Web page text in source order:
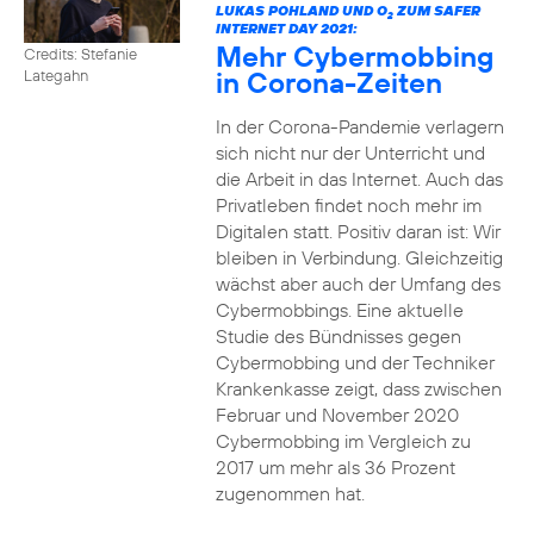
Credits: Stefanie
Lategahn
LUKAS POHLAND UND O2ZUM SAFER
INTERNET DAY 2021:
Mehr Cybermobbing
in Corona-Zeiten
In der Corona-Pandemie verlagern
sich nicht nur der Unterricht und
die Arbeit in das Internet. Auch das
Privatleben findet noch mehr im
Digitalen statt. Positiv daran ist: Wir
bleiben in Verbindung. Gleichzeitig
wächst aber auch der Umfang des
Cybermobbings. Eine aktuelle
Studie des Bündnisses gegen
Cybermobbing und der Techniker
Krankenkasse zeigt, dass zwischen
Februar und November 2020
Cybermobbing im Vergleich zu
2017 um mehr als 36 Prozent
zugenommen hat.